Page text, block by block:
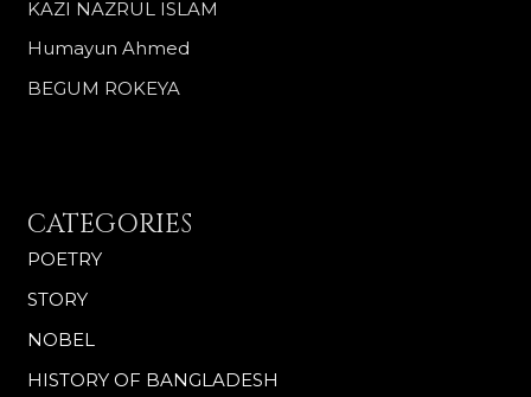
KAZI NAZRUL ISLAM
Humayun Ahmed
BEGUM ROKEYA
CATEGORIES
POETRY
STORY
NOBEL
HISTORY OF BANGLADESH